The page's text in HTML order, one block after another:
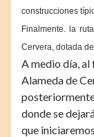
construcciones
Finalmente. la
Cervera, dotada
A medio día,
Alameda de
donde se
que